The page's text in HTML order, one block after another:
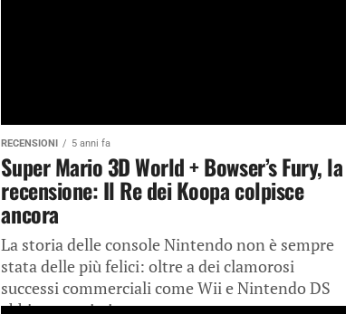
RECENSIONI 5 anni fa
Super Mario 3D World + Bowser’s Fury, la
recensione: Il Re dei Koopa colpisce
ancora
La storia delle console Nintendo non è sempre
stata delle più felici: oltre a dei clamorosi
successi commerciali come Wii e Nintendo DS